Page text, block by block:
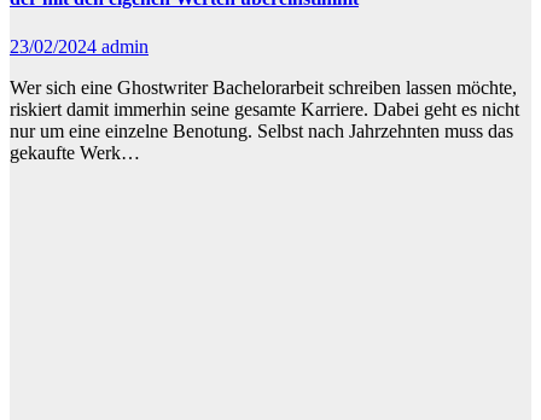
23/02/2024 admin
Wer sich eine Ghostwriter Bachelorarbeit schreiben lassen möchte,
riskiert damit immerhin seine gesamte Karriere. Dabei geht es nicht
nur um eine einzelne Benotung. Selbst nach Jahrzehnten muss das
gekaufte Werk…